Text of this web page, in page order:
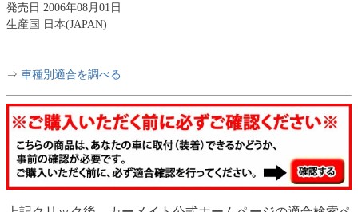
発売日 2006年08月01日
生産国 日本(JAPAN)
⇒ 車種別適合を調べる